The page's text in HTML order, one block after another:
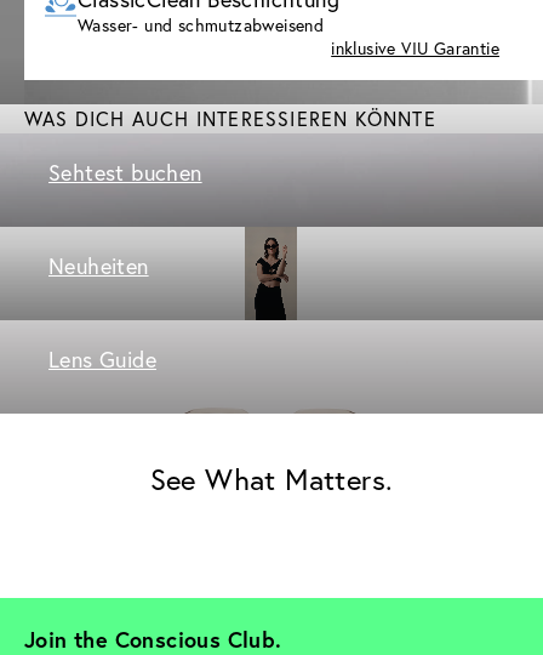
Wasser- und schmutzabweisend
inklusive VIU Garantie
WAS DICH AUCH INTERESSIEREN KÖNNTE
Sehtest buchen
Neuheiten
Lens Guide
See What Matters.
Join the Conscious Club.